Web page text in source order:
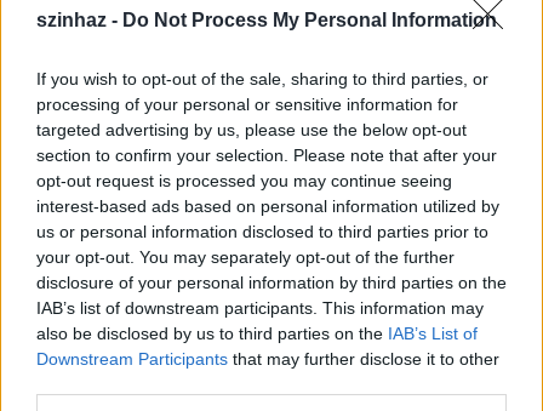
szinhaz - Do Not Process My Personal Information
If you wish to opt-out of the sale, sharing to third parties, or
processing of your personal or sensitive information for
targeted advertising by us, please use the below opt-out
section to confirm your selection. Please note that after your
opt-out request is processed you may continue seeing
interest-based ads based on personal information utilized by
us or personal information disclosed to third parties prior to
your opt-out. You may separately opt-out of the further
disclosure of your personal information by third parties on the
IAB’s list of downstream participants. This information may
also be disclosed by us to third parties on the IAB’s List of
Downstream Participants that may further disclose it to other
Kazamaták utoljára
szinhazhu•2007. április 25.